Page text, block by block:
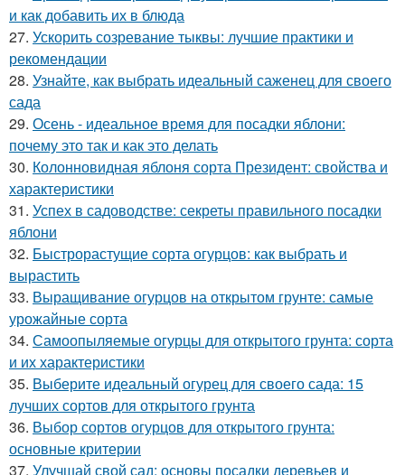
и как добавить их в блюда
27. Ускорить созревание тыквы: лучшие практики и
рекомендации
28. Узнайте, как выбрать идеальный саженец для своего
сада
29. Осень - идеальное время для посадки яблони:
почему это так и как это делать
30. Колонновидная яблоня сорта Президент: свойства и
характеристики
31. Успех в садоводстве: секреты правильного посадки
яблони
32. Быстрорастущие сорта огурцов: как выбрать и
вырастить
33. Выращивание огурцов на открытом грунте: самые
урожайные сорта
34. Самоопыляемые огурцы для открытого грунта: сорта
и их характеристики
35. Выберите идеальный огурец для своего сада: 15
лучших сортов для открытого грунта
36. Выбор сортов огурцов для открытого грунта:
основные критерии
37. Улучшай свой сад: основы посадки деревьев и